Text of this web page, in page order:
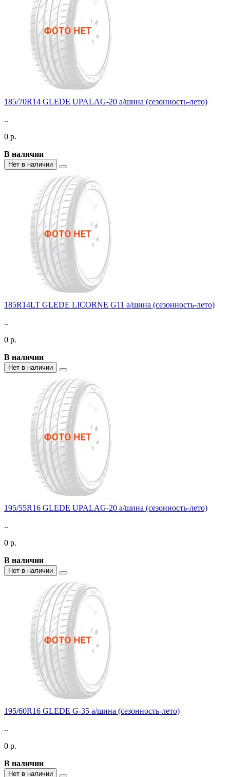
185/70R14 GLEDE UPALAG-20 а/шина (сезонность-лето)
..
0 р.
В наличии
Нет в наличии
185R14LT GLEDE LICORNE G11 а/шина (сезонность-лето)
..
0 р.
В наличии
Нет в наличии
195/55R16 GLEDE UPALAG-20 а/шина (сезонность-лето)
..
0 р.
В наличии
Нет в наличии
195/60R16 GLEDE G-35 а/шина (сезонность-лето)
..
0 р.
В наличии
Нет в наличии